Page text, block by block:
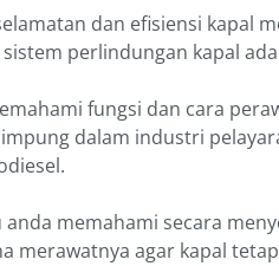
dan efisiensi kapal
perlindungan kapal
fungsi dan cara
dalam industri
memahami secara
merawatnya agar kapal